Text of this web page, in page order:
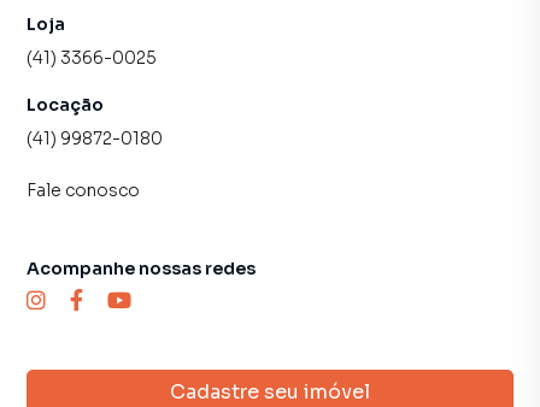
Loja
(41) 3366-0025
Locação
(41) 99872-0180
Fale conosco
Cadastre seu imóvel
Acompanhe nossas redes